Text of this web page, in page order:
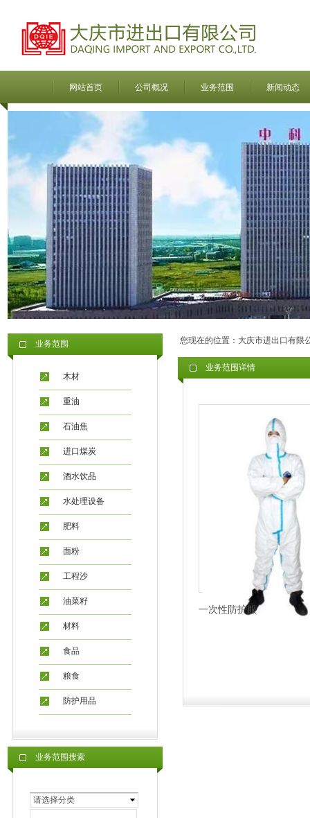
网站首页 公司概况 业务范围 新闻动态
业务范围搜索
请选择分类
业务范围
木材
重油
石油焦
进口煤炭
酒水饮品
水处理设备
肥料
面粉
工程沙
油菜籽
材料
食品
粮食
防护用品
您现在的位置： 大庆市进出口有限
业务范围详情
一次性防护服